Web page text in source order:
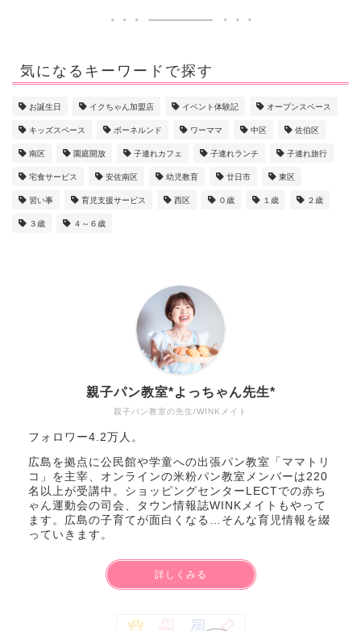
気になるキーワードで探す
お誕生日 イクちゃん加盟店 イベント体験記 オープンスペース
キッズスペース ボーネルンド ワーママ 中区 佐伯区
南区 園庭開放 子連れカフェ 子連れランチ 子連れ旅行
宅食サービス 安佐南区 幼児教育 廿日市 東区
習い事 育児支援サービス 西区 ０歳 １歳 ２歳
３歳 ４～６歳
親子パン教室の先生/WINKメイト
親子パン教室*よっちゃん先生*
フォロワー4.2万人。
広島を拠点に公民館や学童への出張パン教室「ママトリ
コ」を主宰、オンラインの米粉パン教室メンバーは220
名以上が受講中。ショッピングセンターLECTでの赤ち
ゃん運動会の司会、タウン情報誌WINKメイトもやって
ます。広島の子育てが面白くなる…そんな育児情報を綴
っていきます。
詳しくみる